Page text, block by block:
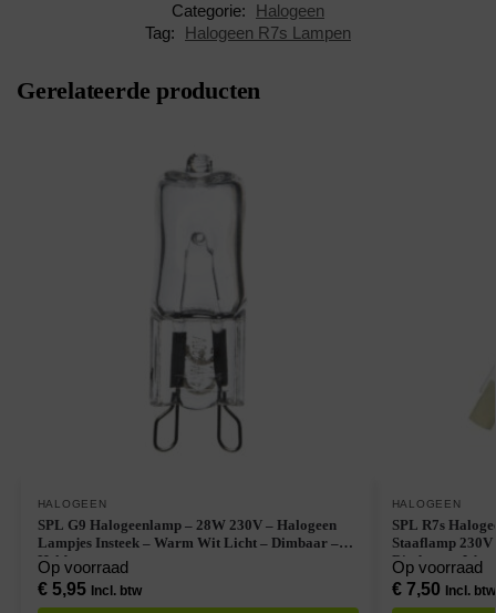
Categorie:
Halogeen
Tag:
Halogeen R7s Lampen
Gerelateerde producten
HALOGEEN
SPL G9 Halogeenlamp – 28W 230V – Halogeen
Lampjes Insteek – Warm Wit Licht – Dimbaar –
Helder
Op voorraad
€5,95 Incl. btw
HALOGEEN
SPL R7s
Staaflamp
Dimbaar –
Op voorraad
€7,50 Incl. btw